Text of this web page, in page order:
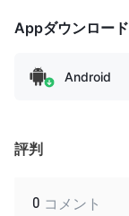
Appダウンロード
Android
評判
0 コメント